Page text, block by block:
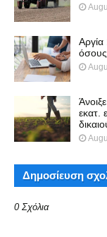
όσους
εκατ.
Δημοσίευση
0 Σχόλια